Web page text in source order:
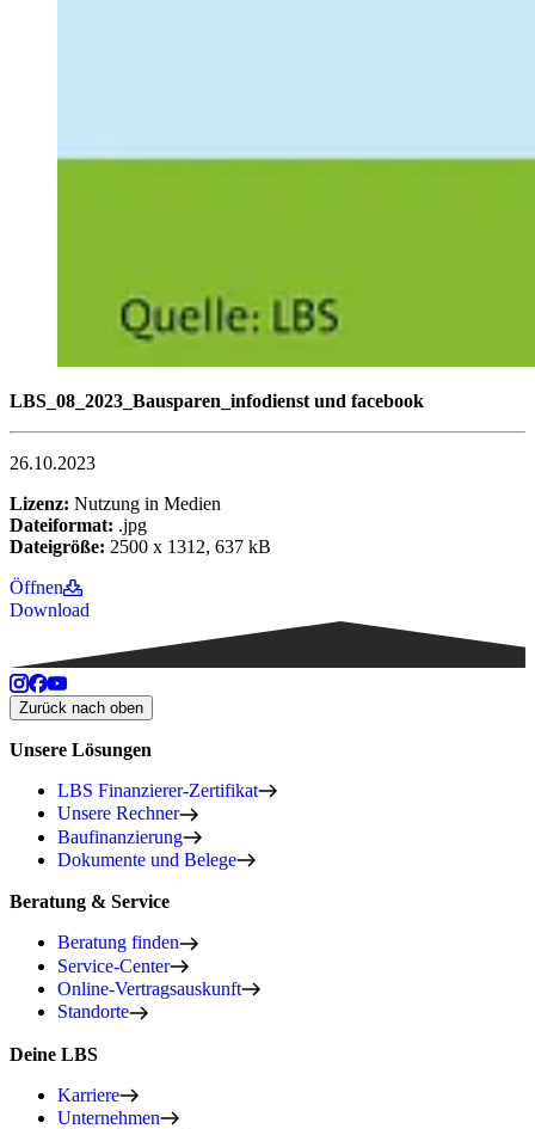
LBS_08_2023_Bausparen_infodienst und facebook
26.10.2023
Lizenz: Nutzung in Medien
Dateiformat: .jpg
Dateigröße: 2500 x 1312, 637 kB
Öffnen
Download
Zurück nach oben
Unsere Lösungen
LBS Finanzierer-Zertifikat
Unsere Rechner
Baufinanzierung
Dokumente und Belege
Beratung & Service
Beratung finden
Service-Center
Online-Vertragsauskunft
Standorte
Deine LBS
Karriere
Unternehmen